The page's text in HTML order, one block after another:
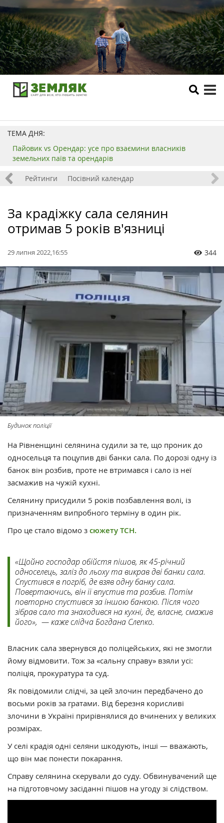
ТЕМА ДНЯ:
Пайовик vs Орендар: усе про взаємини власників
земельних паїв та орендарів
Рейтинги Посівний календар
За крадіжку сала селянин
отримав 5 років в'язниці
29 липня 2022,16:55 344
Будинок поліції
На Рівненщині селянина судили за те, що проник до
односельця та поцупив дві банки сала. По дорозі одну із
банок він розбив, проте не втримався і сало із неї
засмажив на чужій кухні.
Селянину присудили 5 років позбавлення волі, із
призначенням випробного терміну в один рік.
Про це стало відомо з сюжету ТСН.
«Щойно господар обійстя пішов, як 45-річний
односелець, заліз до льоху та викрав дві банки сала.
Спустився в погріб, де взяв одну банку сала.
Повертаючись, він її впустив та розбив. Потім
повторно спустився за іншою банкою. Після чого
зібрав сало та знаходився на кухні, де, власне, смажив
його», — каже слідча Богдана Слепко.
Власник сала звернувся до поліцейських, які не змогли
йому відмовити. Тож за «сальну справу» взяли усі:
поліція, прокуратура та суд.
Як повідомили слідчі, за цей злочин передбачено до
восьми років за гратами. Від березня корисливі
злочини в Україні прирівнялися до вчинених у великих
розмірах.
У селі крадія одні селяни шкодують, інші — вважають,
що він має понести покарання.
Справу селянина скерували до суду. Обвинувачений ще
на підготовчому засіданні пішов на угоду зі слідством.